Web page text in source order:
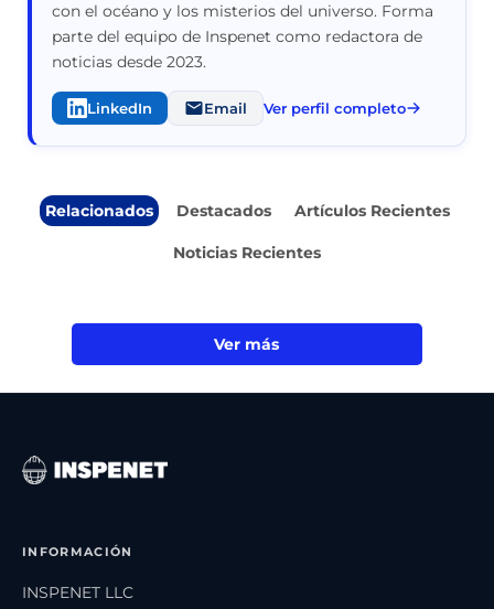
con el océano y los misterios del universo. Forma
parte del equipo de Inspenet como redactora de
noticias desde 2023.
LinkedIn Email Ver perfil completo
Relacionados Destacados Artículos Recientes
Noticias Recientes
Ver más
INFORMACIÓN
INSPENET LLC